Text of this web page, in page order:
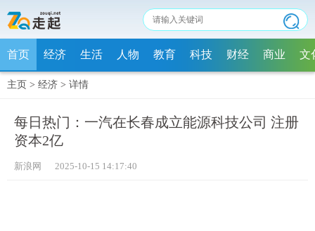
首页 经济 生活 人物 教育 科技 财经 商业 文
主页 > 经济 > 详情
每日热门：一汽在长春成立能源科技公司 注册
资本2亿
新浪网 2025-10-15 14:17:40